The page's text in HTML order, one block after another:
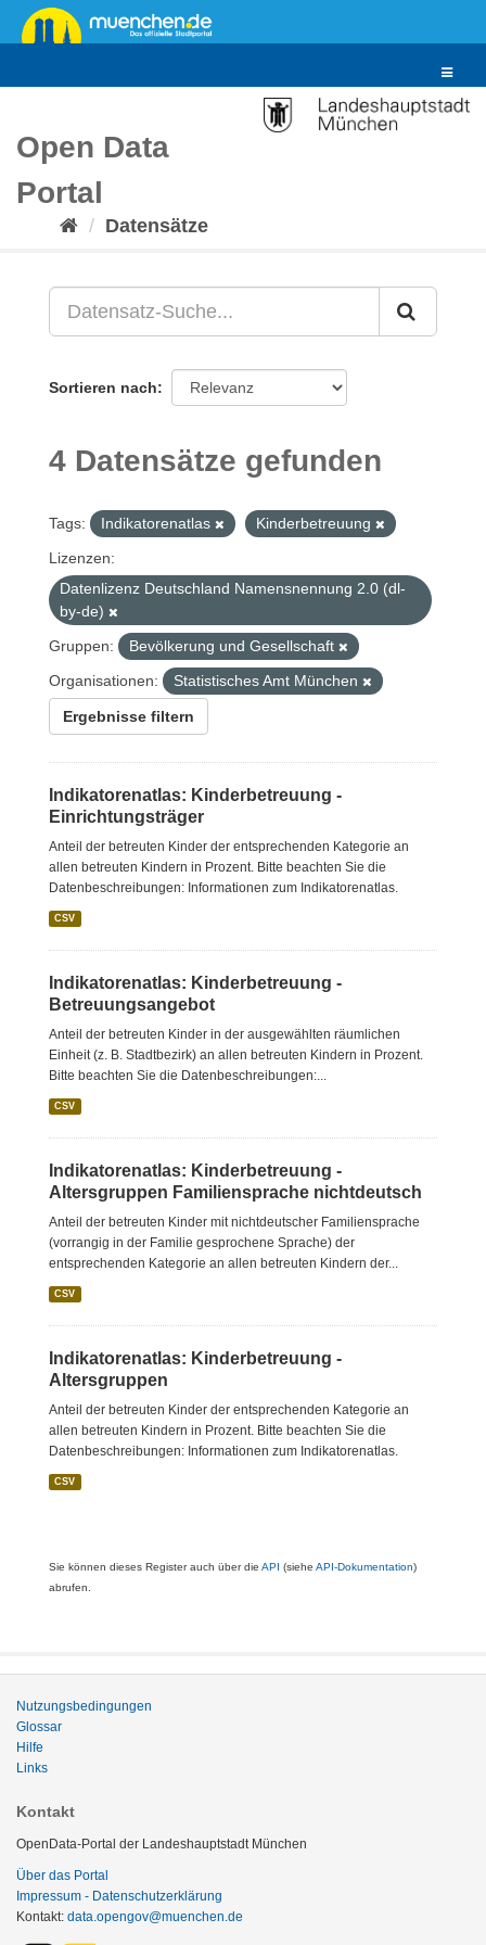
Überspringen
zum
Toggle
Open Data
Portal
Datensätze
Sortieren nach
4 Datensätze gefunden
Tags: Indikatorenatlas
Kinderbetreuung
Lizenzen:
Datenlizenz Deutschland Namensnennung 2.0 (dl-
by-de)
Gruppen:
Bevölkerung und Gesellschaft
Organisationen:
Statistisches Amt München
Ergebnisse filtern
Indikatorenatlas: Kinderbetreuung -
Einrichtungsträger
Anteil der betreuten Kinder der entsprechenden Kategorie an
allen betreuten Kindern in Prozent. Bitte beachten Sie die
Datenbeschreibungen: Informationen zum Indikatorenatlas.
CSV
Indikatorenatlas: Kinderbetreuung -
Betreuungsangebot
Anteil der betreuten Kinder in der ausgewählten räumlichen
Einheit (z. B. Stadtbezirk) an allen betreuten Kindern in Prozent.
Bitte beachten Sie die Datenbeschreibungen:...
CSV
Indikatorenatlas: Kinderbetreuung -
Altersgruppen Familiensprache nichtdeutsch
Anteil der betreuten Kinder mit nichtdeutscher Familiensprache
(vorrangig in der Familie gesprochene Sprache) der
entsprechenden Kategorie an allen betreuten Kindern der...
CSV
Indikatorenatlas: Kinderbetreuung -
Altersgruppen
Anteil der betreuten Kinder der entsprechenden Kategorie an
allen betreuten Kindern in Prozent. Bitte beachten Sie die
Datenbeschreibungen: Informationen zum Indikatorenatlas.
CSV
Sie können dieses Register auch über die API (siehe API-Dokumentation)
abrufen.
Nutzungsbedingungen
Glossar
Hilfe
Links
Kontakt
OpenData-Portal der Landeshauptstadt München
Über das Portal
Impressum - Datenschutzerklärung
Kontakt: data.opengov@muenchen.de